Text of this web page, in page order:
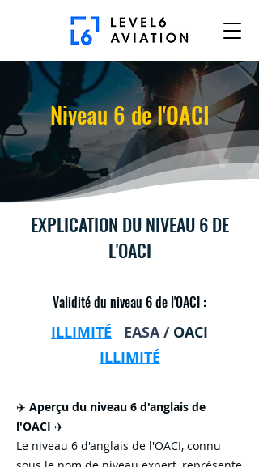
Niveau 6 de l'OACI
EXPLICATION DU NIVEAU 6 DE
L'OACI
Validité du niveau 6 de l'OACI :
ILLIMITÉ EASA / OACI
ILLIMITÉ
✈️ Aperçu du niveau 6 d'anglais de
l'OACI ✈️
Le niveau 6 d'anglais de l'OACI, connu